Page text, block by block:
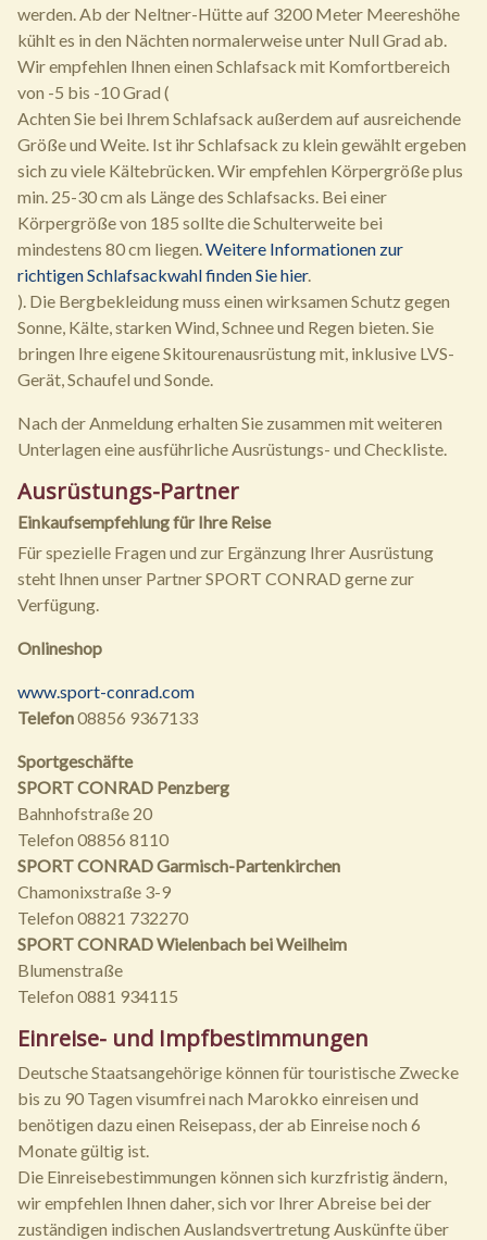
werden. Ab der Neltner-Hütte auf 3200 Meter Meereshöhe
kühlt es in den Nächten normalerweise unter Null Grad ab.
Wir empfehlen Ihnen einen Schlafsack mit Komfortbereich
von -5 bis -10 Grad (
Achten Sie bei Ihrem Schlafsack außerdem auf ausreichende
Größe und Weite. Ist ihr Schlafsack zu klein gewählt ergeben
sich zu viele Kältebrücken. Wir empfehlen Körpergröße plus
min. 25-30 cm als Länge des Schlafsacks. Bei einer
Körpergröße von 185 sollte die Schulterweite bei
mindestens 80 cm liegen.Weitere Informationen zur
richtigen Schlafsackwahl finden Sie hier.
). Die Bergbekleidung muss einen wirksamen Schutz gegen
Sonne, Kälte, starken Wind, Schnee und Regen bieten. Sie
bringen Ihre eigene Skitourenausrüstung mit, inklusive LVS-
Gerät, Schaufel und Sonde.
Nach der Anmeldung erhalten Sie zusammen mit weiteren
Unterlagen eine ausführliche Ausrüstungs- und Checkliste.
Ausrüstungs-Partner
Einkaufsempfehlung für Ihre Reise
Für spezielle Fragen und zur Ergänzung Ihrer Ausrüstung
steht Ihnen unser Partner SPORT CONRAD gerne zur
Verfügung.
Onlineshop
www.sport-conrad.com
Telefon08856 9367133
Sportgeschäfte
SPORT CONRAD Penzberg
Bahnhofstraße 20
Telefon 08856 8110
SPORT CONRAD Garmisch-Partenkirchen
Chamonixstraße 3-9
Telefon 08821 732270
SPORT CONRAD Wielenbach bei Weilheim
Blumenstraße
Telefon 0881 934115
Einreise- und Impfbestimmungen
Deutsche Staatsangehörige können für touristische Zwecke
bis zu 90 Tagen visumfrei nach Marokko einreisen und
benötigen dazu einen Reisepass, der ab Einreise noch 6
Monate gültig ist.
Die Einreisebestimmungen können sich kurzfristig ändern,
wir empfehlen Ihnen daher, sich vor Ihrer Abreise bei der
zuständigen indischen Auslandsvertretung Auskünfte über